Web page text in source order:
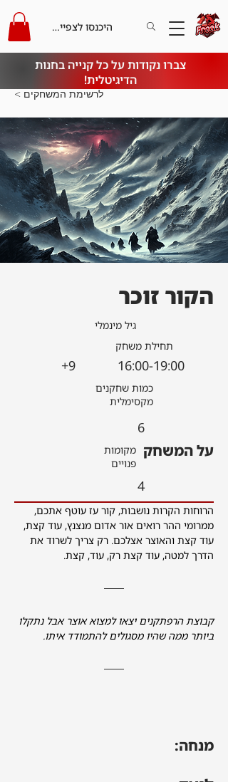
צברו נקודות על כל קנייה בחנות
הדיגיטלית!
היכנסו לצפייה בקרדיט
< לרשימת המשחקים
הקור זוכר
גיל מינמלי
תחילת משחק
9+ 16:00-19:00
כמות שחקנים
מקסימלית
6
מקומות
פנויים
4
להרשמה
על המשחק
הרוחות הקרות נושבות, קור עז עוטף אתכם,
ממרומי ההר רואים אור אדום מנצנץ, עוד קצת,
עוד קצת והאוצר אצלכם. רק צריך לשרוד את
הדרך למטה, עוד קצת רק, עוד, קצת.
קבוצת הרפתקנים יצאו למצוא אוצר אבל נתקלו
ביותר ממה שהיו מסגולים להתמודד איתו.
מנחה: